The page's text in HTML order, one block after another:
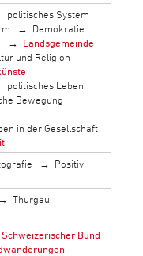
politisches System
Demokratie
Landsgemeinde
und Religion
politisches Leben
Bewegung
in der Gesellschaft
Positiv
Thurgau
Bund